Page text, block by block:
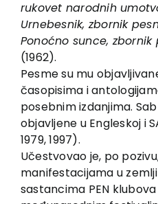
rukovet narodnih
Urnebesnik, zbornik
Ponoćno sunce,
(1962).
Pesme su mu
časopisima i
posebnim izdanjima.
objavljene u Engleskoj i
1979, 1997).
Učestvovao je, po
manifestacijama u
sastancima PEN